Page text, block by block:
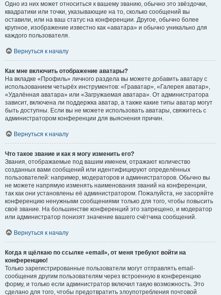
Одно из них может относиться к вашему званию, обычно это звёздочки,
квадратики или точки, указывающие на то, сколько сообщений вы
оставили, или на ваш статус на конференции. Другое, обычно более
крупное, изображение известно как «аватара» и обычно уникально для
каждого пользователя.
Вернуться к началу
Как мне включить отображение аватары?
На вкладке «Профиль» личного раздела вы можете добавить аватару с
использованием четырёх инструментов: «Граватар», «Галерея аватар»,
«Удалённая аватара» или «Загружаемая аватара». От администратора
зависит, включена ли поддержка аватар, а также какие типы аватар могут
быть доступны. Если вы не можете использовать аватары, свяжитесь с
администратором конференции для выяснения причин.
Вернуться к началу
Что такое звание и как я могу изменить его?
Звания, отображаемые под вашим именем, отражают количество
созданных вами сообщений или идентифицируют определённых
пользователей: например, модераторов и администраторов. Обычно вы
не можете напрямую изменять наименования званий на конференции,
так как они установлены её администратором. Пожалуйста, не засоряйте
конференцию ненужными сообщениями только для того, чтобы повысить
своё звание. На большинстве конференций это запрещено, и модератор
или администратор понизят значение вашего счётчика сообщений.
Вернуться к началу
Когда я щёлкаю по ссылке «email», от меня требуют войти на
конференцию!
Только зарегистрированные пользователи могут отправлять email-
сообщения другим пользователям через встроенную в конференцию
форму, и только если администратор включил такую возможность. Это
сделано для того, чтобы предотвратить злоупотребления почтовой